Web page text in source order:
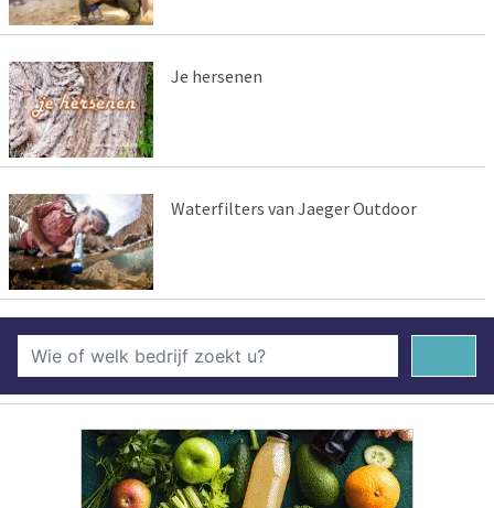
Je hersenen
Waterfilters van Jaeger Outdoor